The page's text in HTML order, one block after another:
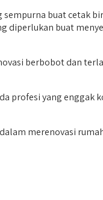
buat cetak
buat
berbobot dan
profesi yang enggak
merenovasi